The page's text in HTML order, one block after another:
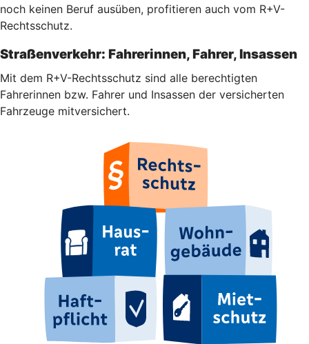
noch keinen Beruf ausüben, profitieren auch vom R+V-
Rechtsschutz.
Straßenverkehr: Fahrerinnen, Fahrer, Insassen
Mit dem R+V-Rechtsschutz sind alle berechtigten
Fahrerinnen bzw. Fahrer und Insassen der versicherten
Fahrzeuge mitversichert.